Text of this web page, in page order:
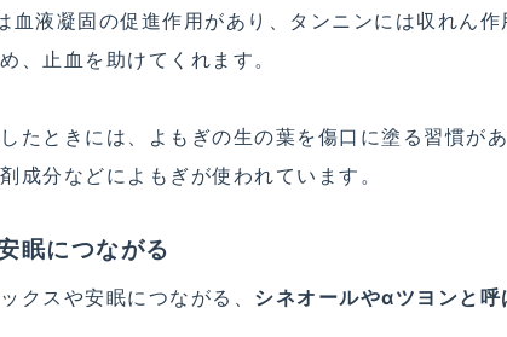
血液凝固の促進作用があり、タンニンには収れん
、止血を助けてくれます。
たときには、よもぎの生の葉を傷口に塗る習慣が
成分などによもぎが使われています。
眠につながる
クスや安眠につながる、 シネオールやαツヨンと